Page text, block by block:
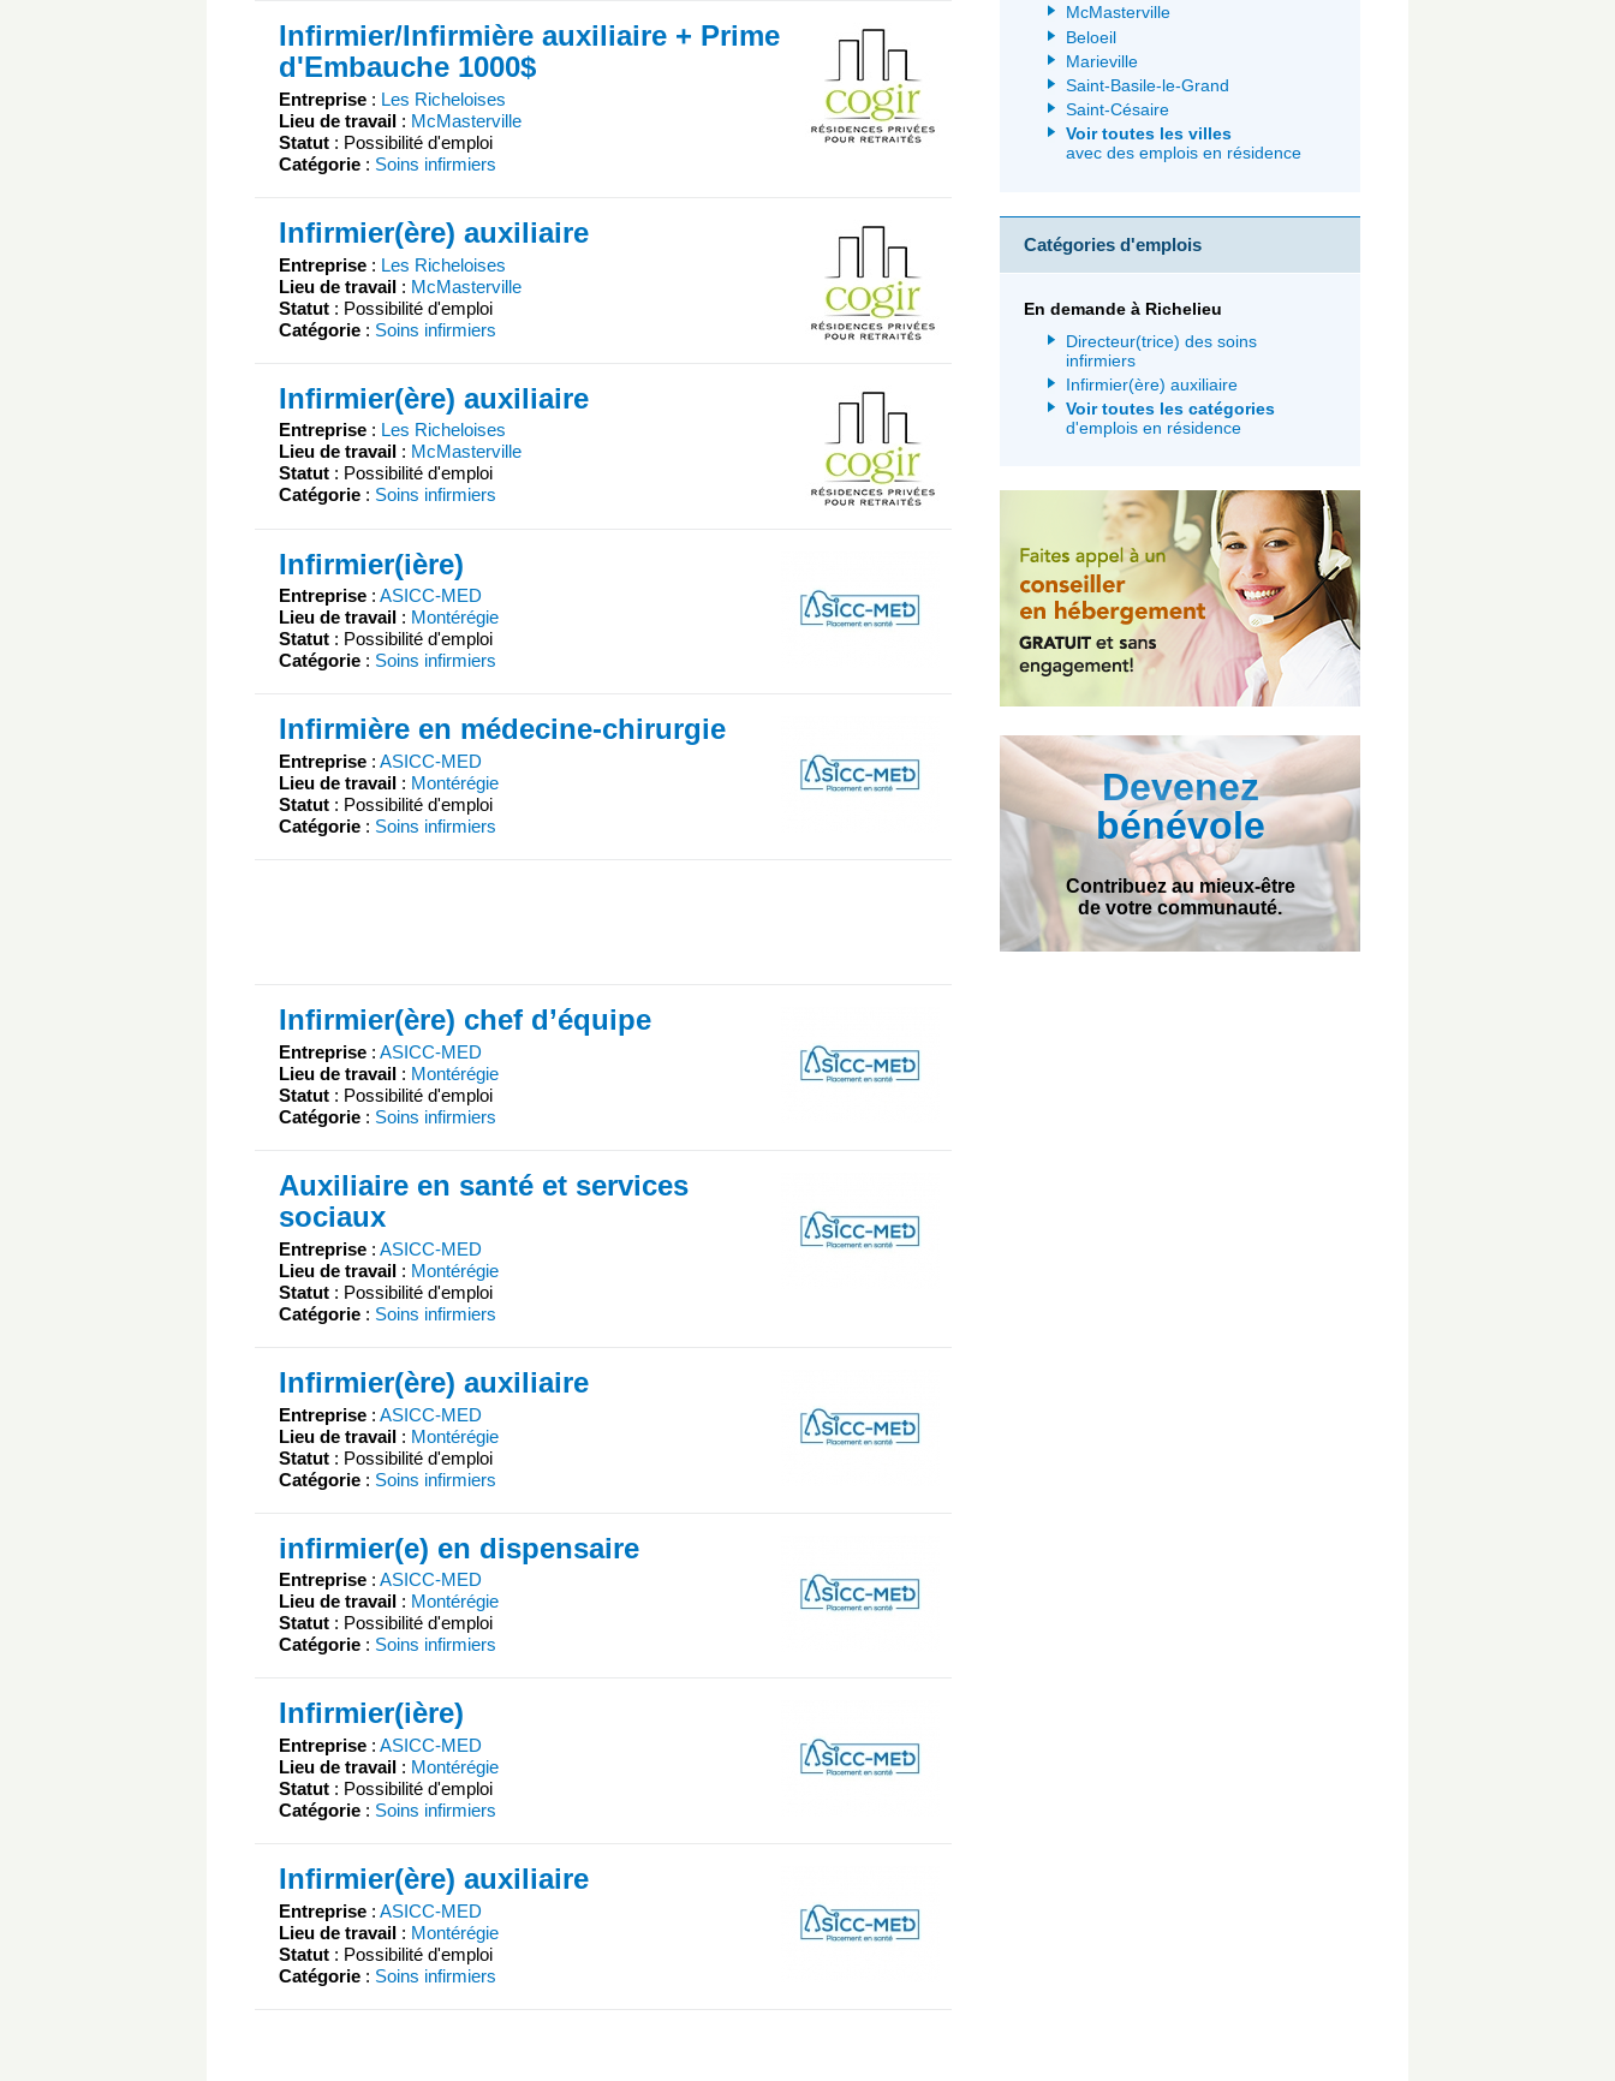
Infirmier/Infirmière auxiliaire + Prime
d'Embauche 1000$
Entreprise : Les Richeloises
Lieu de travail : McMasterville
Statut : Possibilité d'emploi
Catégorie : Soins infirmiers
Infirmier(ère) auxiliaire
Entreprise : Les Richeloises
Lieu de travail : McMasterville
Statut : Possibilité d'emploi
Catégorie : Soins infirmiers
Infirmier(ère) auxiliaire
Entreprise : Les Richeloises
Lieu de travail : McMasterville
Statut : Possibilité d'emploi
Catégorie : Soins infirmiers
Infirmier(ière)
Entreprise : ASICC-MED
Lieu de travail : Montérégie
Statut : Possibilité d'emploi
Catégorie : Soins infirmiers
Infirmière en médecine-chirurgie
Entreprise : ASICC-MED
Lieu de travail : Montérégie
Statut : Possibilité d'emploi
Catégorie : Soins infirmiers
Infirmier(ère) chef d’équipe
Entreprise : ASICC-MED
Lieu de travail : Montérégie
Statut : Possibilité d'emploi
Catégorie : Soins infirmiers
Auxiliaire en santé et services
sociaux
Entreprise : ASICC-MED
Lieu de travail : Montérégie
Statut : Possibilité d'emploi
Catégorie : Soins infirmiers
Infirmier(ère) auxiliaire
Entreprise : ASICC-MED
Lieu de travail : Montérégie
Statut : Possibilité d'emploi
Catégorie : Soins infirmiers
infirmier(e) en dispensaire
Entreprise : ASICC-MED
Lieu de travail : Montérégie
Statut : Possibilité d'emploi
Catégorie : Soins infirmiers
Infirmier(ière)
Entreprise : ASICC-MED
Lieu de travail : Montérégie
Statut : Possibilité d'emploi
Catégorie : Soins infirmiers
Infirmier(ère) auxiliaire
Entreprise : ASICC-MED
Lieu de travail : Montérégie
Statut : Possibilité d'emploi
Catégorie : Soins infirmiers
McMasterville
Beloeil
Marieville
Saint-Basile-le-Grand
Saint-Césaire
Voir toutes les villes
avec des emplois en résidence
Catégories d'emplois
En demande à Richelieu
Directeur(trice) des soins
infirmiers
Infirmier(ère) auxiliaire
Voir toutes les catégories
d'emplois en résidence
Devenez
bénévole
Contribuez au mieux-être
de votre communauté.